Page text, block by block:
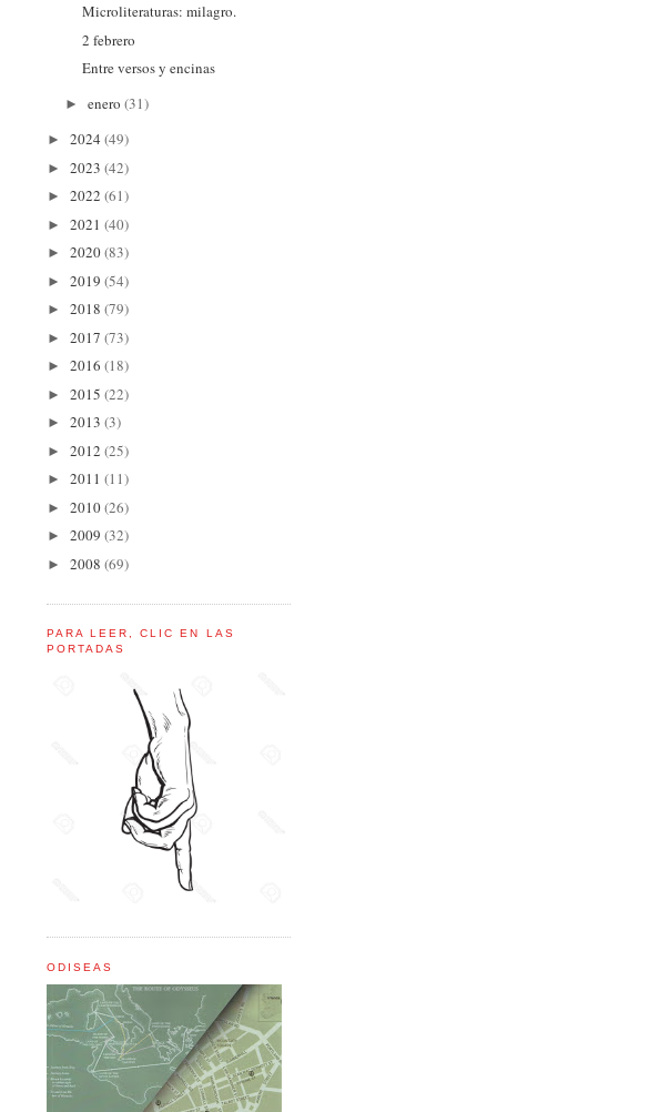
Microliteraturas: milagro.
2 febrero
Entre versos y encinas
► enero (31)
► 2024 (49)
► 2023 (42)
► 2022 (61)
► 2021 (40)
► 2020(83)
► 2019 (54)
► 2018 (79)
► 2017 (73)
► 2016 (18)
► 2015 (22)
► 2013 (3)
► 2012 (25)
► 2011 (11)
► 2010(26)
► 2009 (32)
► 2008 (69)
PARA LEER, CLIC EN LAS
PORTADAS
ODISEAS